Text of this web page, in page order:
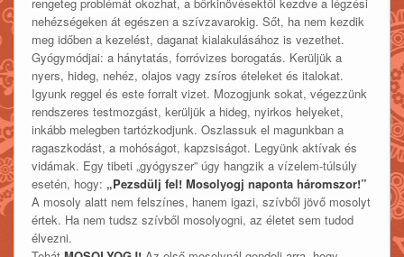
nehézségeken át egészen a szívzavarokig. Sőt, ha nem kezdik
meg időben a kezelést, daganat kialakulásához is vezethet.
Gyógymódjai: a hánytatás, forróvizes borogatás. Kerüljük a
nyers, hideg, nehéz, olajos vagy zsíros ételeket és italokat.
Igyunk reggel és este forralt vizet. Mozogjunk sokat, végezzünk
rendszeres testmozgást, kerüljük a hideg, nyirkos helyeket,
inkább melegben tartózkodjunk. Oszlassuk el magunkban a
ragaszkodást, a mohóságot, kapzsiságot. Legyünk aktívak és
vidámak. Egy tibeti „gyógyszer” úgy hangzik a vízelem-túlsúly
esetén, hogy: „Pezsdülj fel! Mosolyogj naponta háromszor!”
A mosoly alatt nem felszínes, hanem igazi, szívből jövő mosolyt
értek. Ha nem tudsz szívből mosolyogni, az életet sem tudod
élvezni.